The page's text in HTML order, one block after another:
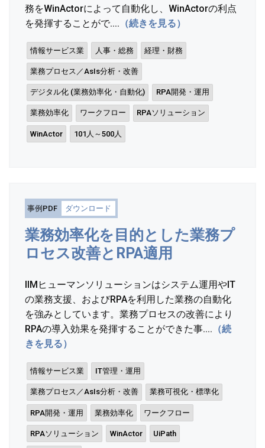
務をWinActorによって自動化し、WinActorの利点
を発揮することがで.... （続きを見る）
情報サービス業 人事・総務 経理・財務
業務プロセス／AsIs分析・改善
デジタル化 (業務効率化・自動化) RPA開発・運用
業務効率化 ワークフロー RPAソリューション
WinActor 101人～500人
事例PDF ダウンロード
業務効率化を目的とした業務プ
ロセス改善とRPA適用
IIMヒューマンソリューションはシステム運用やIT
の業務支援、およびRPAを利用した業務の自動化
を強みとしています。業務プロセスの改善により
RPAの導入効果を発揮することができた事.... （続
きを見る）
情報サービス業 IT管理・運用
業務プロセス／AsIs分析・改善 業務可視化・標準化
RPA開発・運用 業務効率化 ワークフロー
RPAソリューション WinActor UiPath